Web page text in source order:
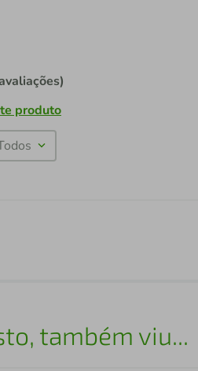
produto
também viu...